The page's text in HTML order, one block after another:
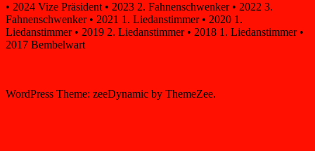
• 2024 Vize Präsident • 2023 2. Fahnenschwenker • 2022 3.
Fahnenschwenker • 2021 1. Liedanstimmer • 2020 1.
Liedanstimmer • 2019 2. Liedanstimmer • 2018 1. Liedanstimmer •
2017 Bembelwart
WordPress Theme: zeeDynamic by ThemeZee.